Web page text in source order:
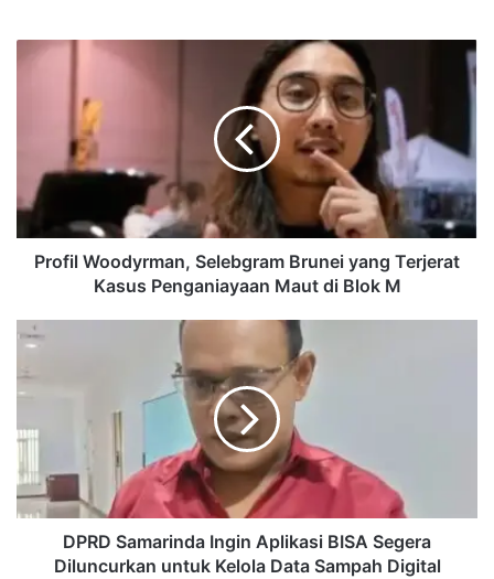
Profil
Selebgram
Terjerat
Kasus
Penganiayaan
Maut
Profil Woodyrman, Selebgram Brunei yang Terjerat
Kasus Penganiayaan Maut di Blok M
DPRD
Samarinda
Ingin
Aplikasi
Segera
Diluncurkan
untuk
Kelola
Sampah
DPRD Samarinda Ingin Aplikasi BISA Segera
Diluncurkan untuk Kelola Data Sampah Digital